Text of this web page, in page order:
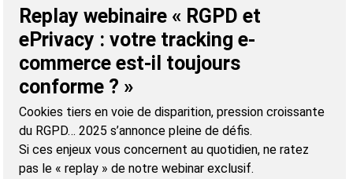
Replay webinaire « RGPD et
ePrivacy : votre tracking e-
commerce est-il toujours
conforme ? »
Cookies tiers en voie de disparition, pression croissante
du RGPD… 2025 s’annonce pleine de défis.
Si ces enjeux vous concernent au quotidien, ne ratez
pas le « replay » de notre webinar exclusif.